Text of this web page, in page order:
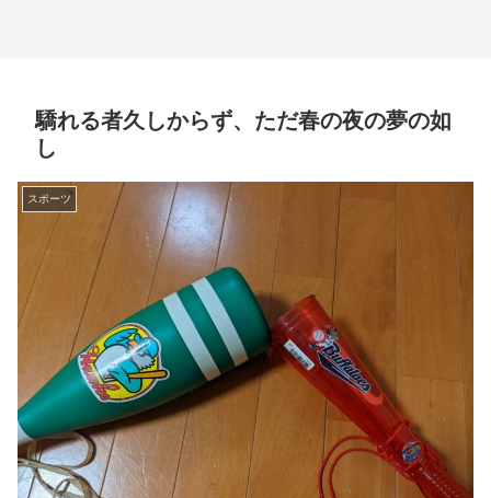
驕れる者久しからず、ただ春の夜の夢の如
し
スポーツ